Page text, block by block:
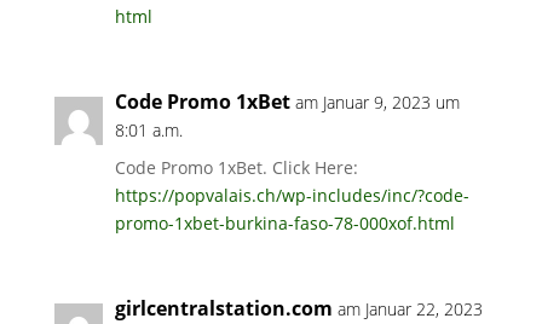
html
Code Promo 1xBet am Januar 9, 2023 um
8:01 a.m.
Code Promo 1xBet. Click Here:
https://popvalais.ch/wp-includes/inc/?code-
promo-1xbet-burkina-faso-78-000xof.html
girlcentralstation.com am Januar 22, 2023